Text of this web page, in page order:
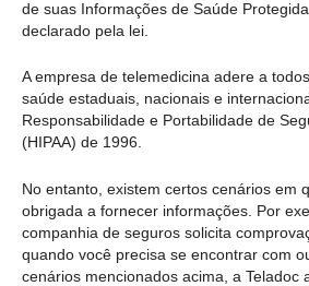
de suas Informações de Saúde
declarado pela lei.
A empresa de telemedicina adere a
saúde estaduais, nacionais e
Responsabilidade e Portabilidade de
(HIPAA) de 1996.
No entanto, existem certos cenários em
obrigada a fornecer informações. Por
companhia de seguros solicita
quando você precisa se encontrar com
cenários mencionados acima, a Teladoc